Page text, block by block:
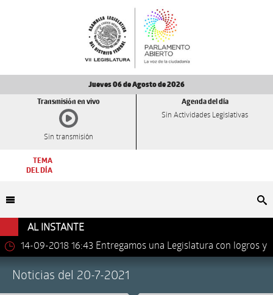
Jueves 06 de Agosto de 2026
Transmisión en vivo
Sin transmisión
Agenda del día
Sin Actividades Legislativas
TEMA
DEL DÍA
AL INSTANTE
14-09-2018 16:43 Entregamos una Legislatura con logros y
Noticias del 20-7-2021